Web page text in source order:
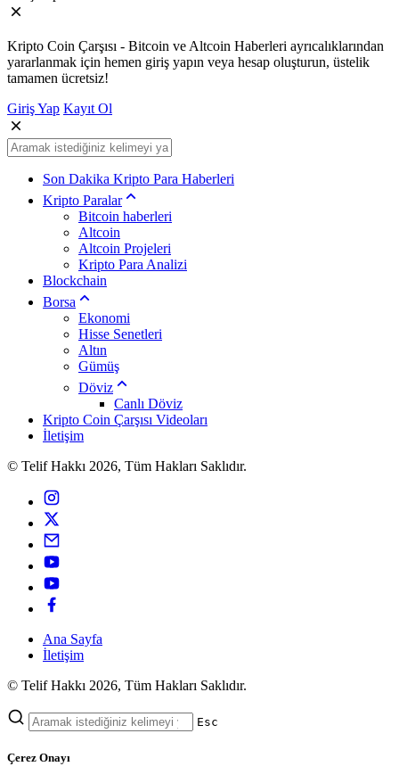
Kripto Coin Çarşısı - Bitcoin ve Altcoin Haberleri ayrıcalıklarından
yararlanmak için hemen giriş yapın veya hesap oluşturun, üstelik
tamamen ücretsiz!
Giriş Yap Kayıt Ol
Son Dakika Kripto Para Haberleri
Kripto Paralar
Bitcoin haberleri
Altcoin
Altcoin Projeleri
Kripto Para Analizi
Blockchain
Borsa
Ekonomi
Hisse Senetleri
Altın
Gümüş
Döviz
Canlı Döviz
Kripto Coin Çarşısı Videoları
İletişim
© Telif Hakkı 2026, Tüm Hakları Saklıdır.
Ana Sayfa
İletişim
© Telif Hakkı 2026, Tüm Hakları Saklıdır.
Esc
Çerez Onayı